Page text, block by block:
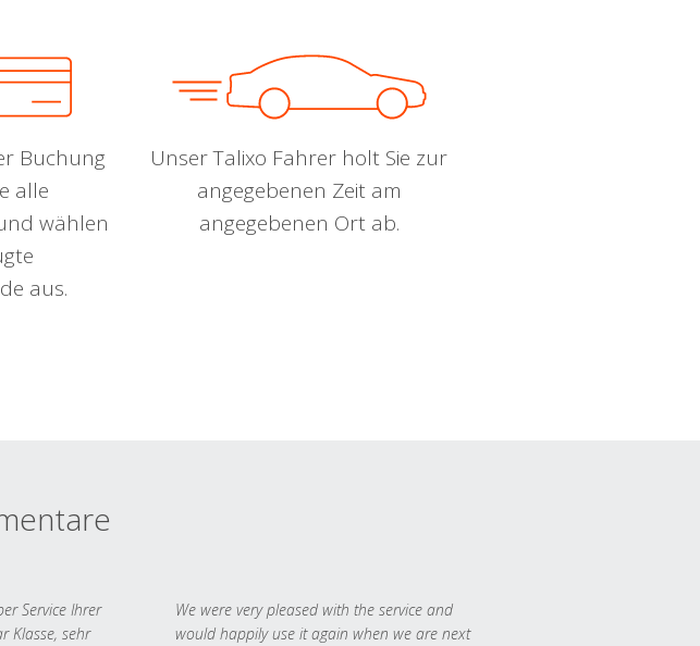
Buchung
alle
wählen
aus.
Unser Talixo Fahrer holt Sie zur
angegebenen Zeit am
angegebenen Ort ab.
Service Ihrer
Klasse, sehr
We were very pleased with the service and
would happily use it again when we are next